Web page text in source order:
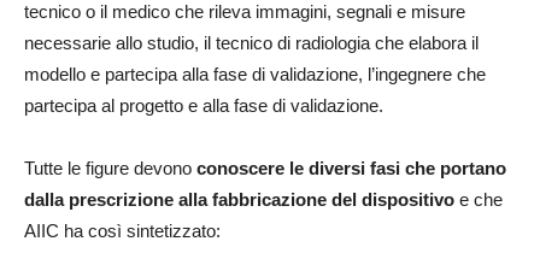
tecnico o il medico che rileva immagini, segnali e misure
necessarie allo studio, il tecnico di radiologia che elabora il
modello e partecipa alla fase di validazione, l’ingegnere che
partecipa al progetto e alla fase di validazione.
Tutte le figure devono conoscere le diversi fasi che portano
dalla prescrizione alla fabbricazione del dispositivo e che
AIIC ha così sintetizzato: